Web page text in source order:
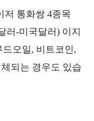
저 통화쌍 4종목
러-미국달러) 이지
오일, 비트코인,
되는 경우도 있습